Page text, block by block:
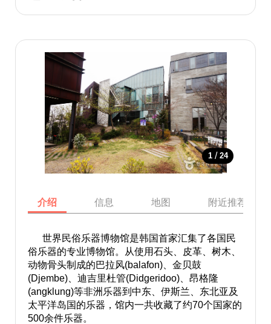
1 / 24
介绍 信息 地图 附近推荐景点
世界民俗乐器博物馆是韩国首家汇集了各国民
俗乐器的专业博物馆。从使用石头、皮革、树木、
动物骨头制成的巴拉风(balafon)、金贝鼓
(Djembe)、迪吉里杜管(Didgeridoo)、昂格隆
(angklung)等非洲乐器到中东、伊斯兰、东北亚及
太平洋岛国的乐器，馆内一共收藏了约70个国家的
500余件乐器。